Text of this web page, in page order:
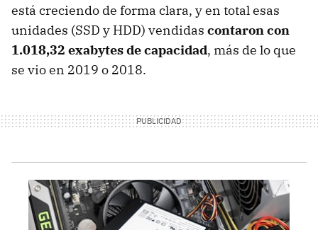
está creciendo de forma clara, y en total esas
unidades (SSD y HDD) vendidas contaron con
1.018,32 exabytes de capacidad, más de lo que
se vio en 2019 o 2018.